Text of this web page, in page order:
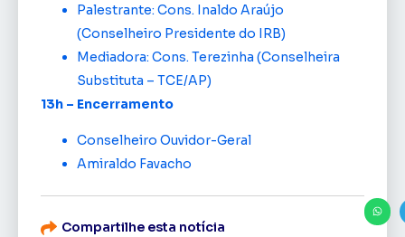
Palestrante: Cons. Inaldo Araújo
(Conselheiro Presidente do IRB)
Mediadora: Cons. Terezinha (Conselheira
Substituta – TCE/AP)
13h – Encerramento
Conselheiro Ouvidor-Geral
Amiraldo Favacho
Compartilhe esta notícia